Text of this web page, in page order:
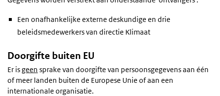
Een onafhankelijke externe deskundige en drie
beleidsmedewerkers van directie Klimaat
Doorgifte buiten EU
Er isgeen sprake van doorgifte van persoonsgegevens aan één
of meer landen buiten de Europese Unie of aan een
internationale organisatie.